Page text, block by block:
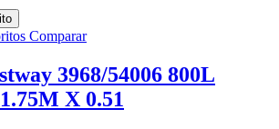
Comparar
3968/54006 800L
X 0.51